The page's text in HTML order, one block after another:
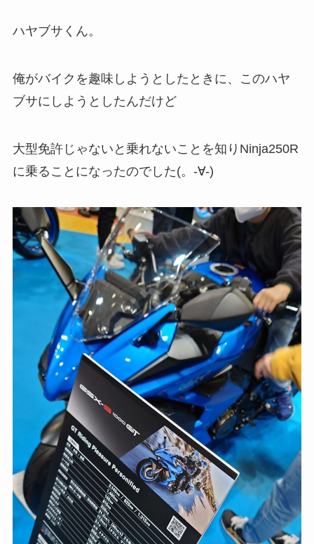
ハヤブサくん。
俺がバイクを趣味しようとしたときに、このハヤ
ブサにしようとしたんだけど
大型免許じゃないと乗れないことを知りNinja250R
に乗ることになったのでした(。-∀-)